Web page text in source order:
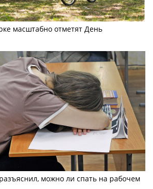
масштабно отметят День
можно ли спать на рабочем